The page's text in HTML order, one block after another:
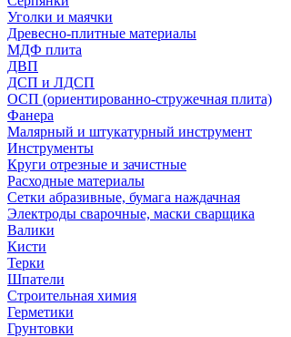
Уголки и маячки
Древесно-плитные материалы
МДФ плита
ДВП
ДСП и ЛДСП
ОСП (ориентированно-стружечная плита)
Фанера
Малярный и штукатурный инструмент
Инструменты
Круги отрезные и зачистные
Расходные материалы
Сетки абразивные, бумага наждачная
Электроды сварочные, маски сварщика
Валики
Кисти
Терки
Шпатели
Строительная химия
Герметики
Грунтовки